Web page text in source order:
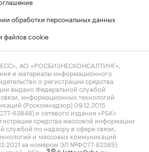
обработки персональных данных
файлов cookie
АО «РОСБИЗНЕСКОНСАЛТИНГ»,
и материалы информационного
о регистрации средства
выдано Федеральной службой
информационных технологий
(Роскомнадзор) 09.12.2015
63848) и сетевого издания «РБК»
средства массовой информации
службой по надзору в сфере связи,
и массовых коммуникаций
за номером ЭЛ №ФС77-82385)